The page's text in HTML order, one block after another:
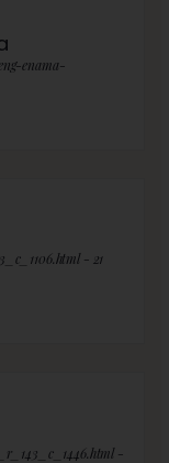
enama-
- 21
-